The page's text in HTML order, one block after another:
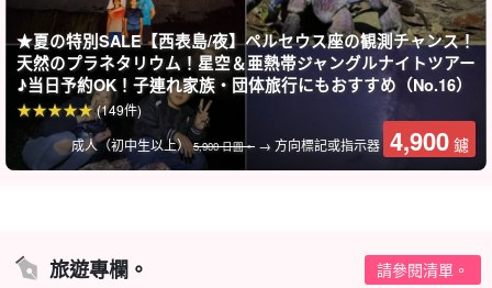
免費照片資料贈品
在參觀過程中，導遊會免費為您拍照並出示資料。
★夏の特別SALE【西表島/夜】ペルセウス座の観測チャンス！
天然のプラネタリウム！星空＆亜熱帯ジャングルナイトツアー
♪当日予約OK！子連れ家族・団体旅行にもおすすめ（No.16）
成人（初中生以上）5,900 日圓。 → 方向標記或指示器 4,900 鑢
(149件)
旅遊專欄。 請參閱清單。